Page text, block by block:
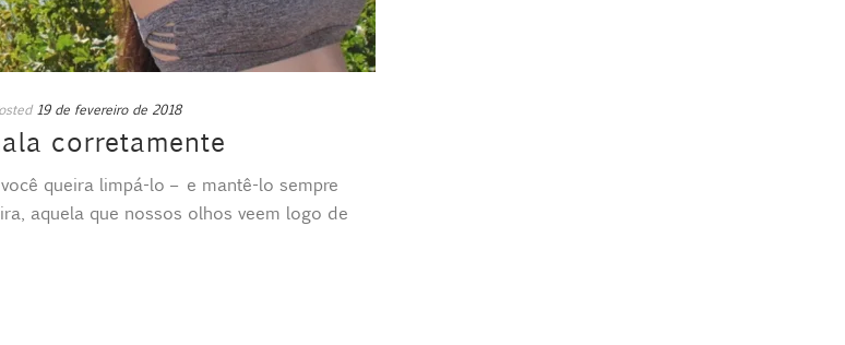
19 de fevereiro de 2018
corretamente
queira limpá-lo – e mantê-lo sempre
aquela que nossos olhos veem logo de